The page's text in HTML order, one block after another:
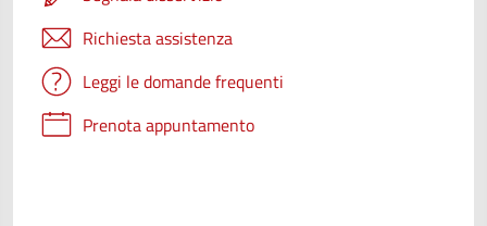
Richiesta assistenza
Leggi le domande frequenti
Prenota appuntamento